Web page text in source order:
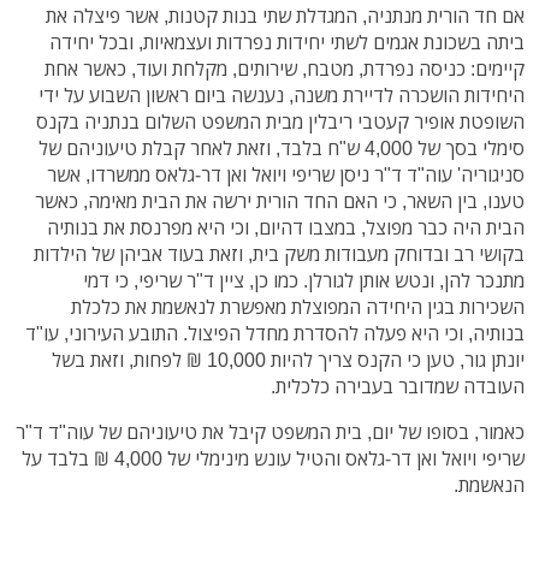
אם חד הורית מנתניה, המגדלת שתי בנות קטנות, אשר פיצלה את
ביתה בשכונת אגמים לשתי יחידות נפרדות ועצמאיות, ובכל יחידה
קיימים: כניסה נפרדת, מטבח, שירותים, מקלחת ועוד, כאשר אחת
היחידות הושכרה לדיירת משנה, נענשה ביום ראשון השבוע על ידי
השופטת אופיר קעטבי ריבלין מבית המשפט השלום בנתניה בקנס
סימלי בסך של 4,000 ש"ח בלבד, וזאת לאחר קבלת טיעוניהם של
סניגוריה' עוה"ד ד"ר ניסן שריפי ויואל ואן דר-גלאס ממשרדו, אשר
טענו, בין השאר, כי האם החד הורית ירשה את הבית מאימה, כאשר
הבית היה כבר מפוצל, במצבו דהיום, וכי היא מפרנסת את בנותיה
בקושי רב ובדוחק מעבודות משק בית, וזאת בעוד אביהן של הילדות
מתנכר להן, ונטש אותן לגורלן. כמו כן, ציין ד"ר שריפי, כי דמי
השכירות בגין היחידה המפוצלת מאפשרת לנאשמת את כלכלת
בנותיה, וכי היא פעלה להסדרת מחדל הפיצול. התובע העירוני, עו"ד
יונתן גור, טען כי הקנס צריך להיות 10,000 ₪ לפחות, וזאת בשל
העובדה שמדובר בעבירה כלכלית.
כאמור, בסופו של יום, בית המשפט קיבל את טיעוניהם של עוה"ד ד"ר
שריפי ויואל ואן דר-גלאס והטיל עונש מינימלי של 4,000 ₪ בלבד על
הנאשמת.